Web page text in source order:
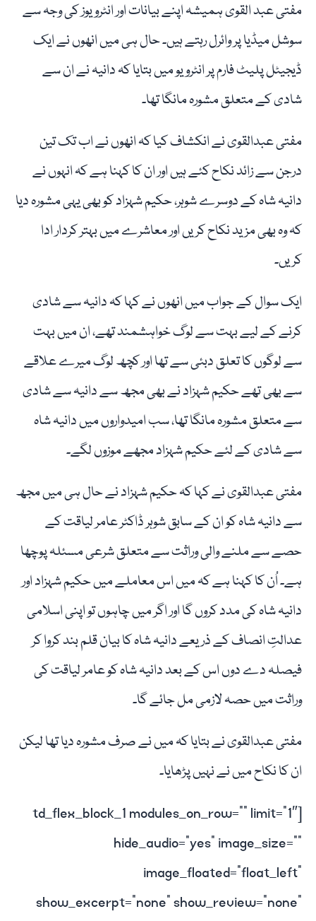
مفتی عبد القوی ہمیشہ اپنے بیانات اور انٹرویوز کی وجہ سے
سوشل میڈیا پر وائرل رہتے ہیں۔ حال ہی میں انھوں نے ایک
ڈیجیٹل پلیٹ فارم پر انٹرویو میں بتایا کہ دانیہ نے ان سے
شادی کے متعلق مشورہ مانگا تھا۔
مفتی عبدالقوی نے انکشاف کیا کہ انھوں نے اب تک تین
درجن سے زائد نکاح کئے ہیں اور ان کا کہنا ہے کہ انہوں نے
دانیہ شاہ کے دوسرے شوہر، حکیم شہزاد کو بھی یہی مشورہ دیا
کہ وہ بھی مزید نکاح کریں اور معاشرے میں بہتر کردار ادا
کریں۔
ایک سوال کے جواب میں انھوں نے کہا کہ دانیہ سے شادی
کرنے کے لیے بہت سے لوگ خواہشمند تھے، ان میں بہت
سے لوگوں کا تعلق دبئی سے تھا اور کچھ لوگ میرے علاقے
سے بھی تھے حکیم شہزاد نے بھی مجھ سے دانیہ سے شادی
سے متعلق مشورہ مانگا تھا، سب امیدواروں میں دانیہ شاہ
سے شادی کے لئے حکیم شہزاد مجھے موزوں لگے۔
مفتی عبدالقوی نے کہا کہ حکیم شہزاد نے حال ہی میں مجھ
سے دانیہ شاہ کو ان کے سابق شوہر ڈاکٹر عامر لیاقت کے
حصے سے ملنے والی وراثت سے متعلق شرعی مسئلہ پوچھا
ہے۔ اُن کا کہنا ہے کہ میں اس معاملے میں حکیم شہزاد اور
دانیہ شاہ کی مدد کروں گا اور اگر میں چاہوں تو اپنی اسلامی
عدالتِ انصاف کے ذریعے دانیہ شاہ کا بیان قلم بند کروا کر
فیصلہ دے دوں اس کے بعد دانیہ شاہ کو عامر لیاقت کی
وراثت میں حصہ لازمی مل جائے گا۔
مفتی عبدالقوی نے بتایا کہ میں نے صرف مشورہ دیا تھا لیکن
ان کا نکاح میں نے نہیں پڑھایا۔
[td_flex_block_1 modules_on_row=”” limit=”1″
hide_audio=”yes” image_size=””
image_floated=”float_left”
show_excerpt=”none” show_review=”none”